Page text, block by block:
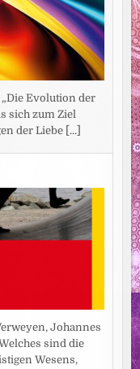
Evolution der
sich zum Ziel
der Liebe [...]
Johannes
sind die
Wesens,